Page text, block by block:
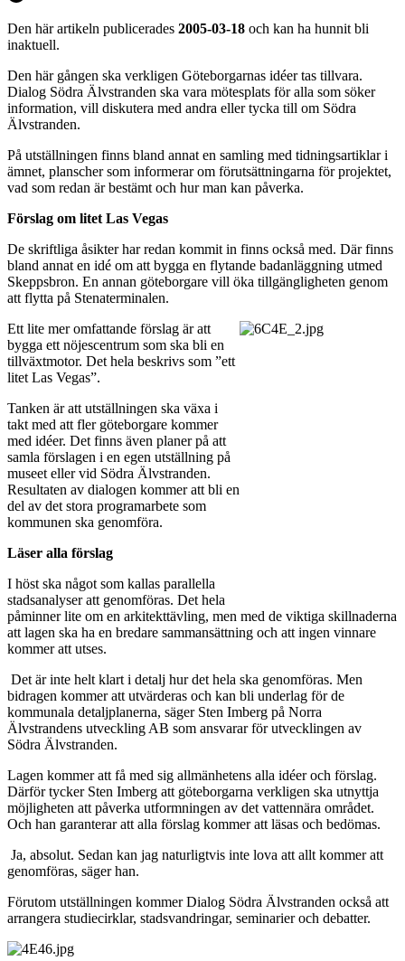
Den här artikeln publicerades 2005-03-18 och kan ha hunnit bli
inaktuell.
Den här gången ska verkligen Göteborgarnas idéer tas tillvara.
Dialog Södra Älvstranden ska vara mötesplats för alla som söker
information, vill diskutera med andra eller tycka till om Södra
Älvstranden.
På utställningen finns bland annat en samling med tidningsartiklar i
ämnet, planscher som informerar om förutsättningarna för projektet,
vad som redan är bestämt och hur man kan påverka.
Förslag om litet Las Vegas
De skriftliga åsikter har redan kommit in finns också med. Där finns
bland annat en idé om att bygga en flytande badanläggning utmed
Skeppsbron. En annan göteborgare vill öka tillgängligheten genom
att flytta på Stenaterminalen.
Ett lite mer omfattande förslag är att
bygga ett nöjescentrum som ska bli en
tillväxtmotor. Det hela beskrivs som ”ett
litet Las Vegas”.
Tanken är att utställningen ska växa i
takt med att fler göteborgare kommer
med idéer. Det finns även planer på att
samla förslagen i en egen utställning på
museet eller vid Södra Älvstranden.
Resultaten av dialogen kommer att bli en
del av det stora programarbete som
kommunen ska genomföra.
Läser alla förslag
I höst ska något som kallas parallella
stadsanalyser att genomföras. Det hela
påminner lite om en arkitekttävling, men med de viktiga skillnaderna
att lagen ska ha en bredare sammansättning och att ingen vinnare
kommer att utses.
­ Det är inte helt klart i detalj hur det hela ska genomföras. Men
bidragen kommer att utvärderas och kan bli underlag för de
kommunala detaljplanerna, säger Sten Imberg på Norra
Älvstrandens utveckling AB som ansvarar för utvecklingen av
Södra Älvstranden.
Lagen kommer att få med sig allmänhetens alla idéer och förslag.
Därför tycker Sten Imberg att göteborgarna verkligen ska utnyttja
möjligheten att påverka utformningen av det vattennära området.
Och han garanterar att alla förslag kommer att läsas och bedömas.
­ Ja, absolut. Sedan kan jag naturligtvis inte lova att allt kommer att
genomföras, säger han.
Förutom utställningen kommer Dialog Södra Älvstranden också att
arrangera studiecirklar, stadsvandringar, seminarier och debatter.